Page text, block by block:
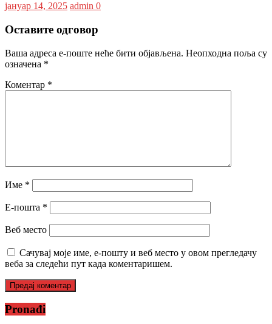
јануар 14, 2025 admin 0
Оставите одговор
Ваша адреса е-поште неће бити објављена. Неопходна поља су
означена *
Коментар *
Име *
Е-пошта *
Веб место
Сачувај моје име, е-пошту и веб место у овом прегледачу
веба за следећи пут када коментаришем.
Pronađi